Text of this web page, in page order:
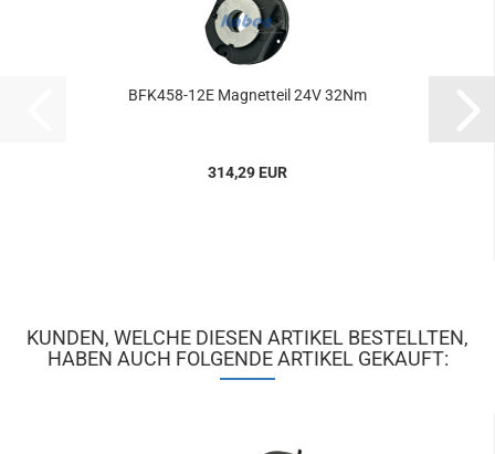
BFK458-​​12E Ma­gnet­teil 24V 32Nm
314,29 EUR
KUNDEN, WELCHE DIESEN ARTIKEL BESTELLTEN,
HABEN AUCH FOLGENDE ARTIKEL GEKAUFT: